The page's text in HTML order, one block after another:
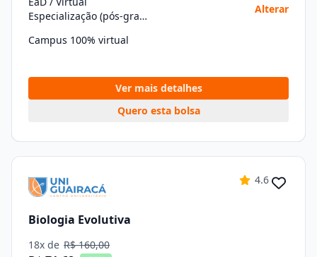
Especialização (pós-graduação)
Alterar
Campus 100% virtual
Ver mais detalhes
Quero esta bolsa
4.6
Biologia Evolutiva
18x de R$ 160,00